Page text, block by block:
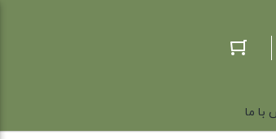
با ما